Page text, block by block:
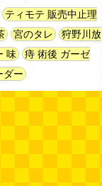
ティモテ 販売中止理
宮のタレ
狩野川放
味
痔 術後 ガーゼ
ダー